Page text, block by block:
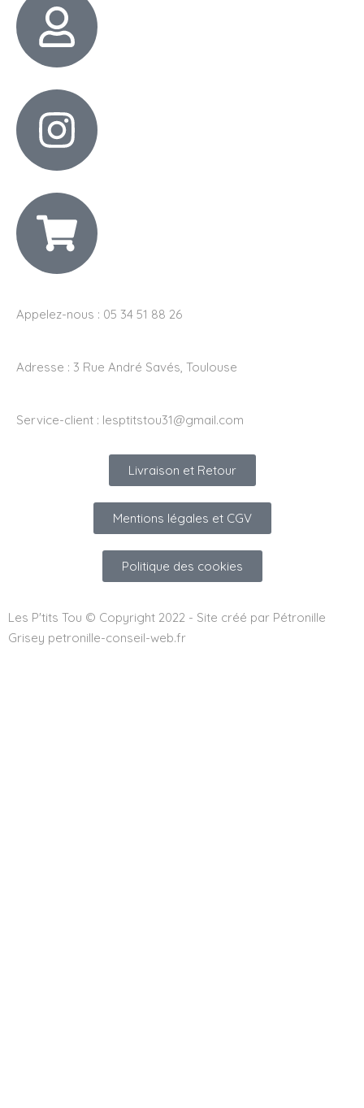
Appelez-nous : 05 34 51 88 26
Adresse : 3 Rue André Savés, Toulouse
Service-client : lesptitstou31@gmail.com
Livraison et Retour
Mentions légales et CGV
Politique des cookies
Les P'tits Tou © Copyright 2022 - Site créé par Pétronille
Grisey petronille-conseil-web.fr